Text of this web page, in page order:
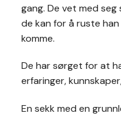
gang. De vet med
de kan for å ruste
komme.
De har sørget for at
erfaringer,
En sekk med en